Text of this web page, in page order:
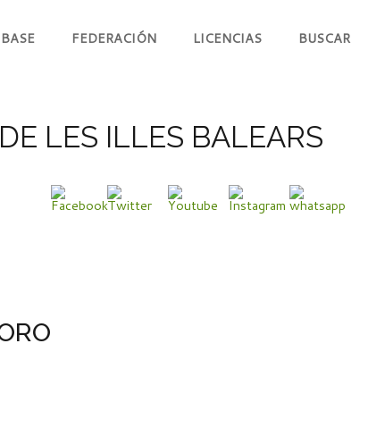
FEDERACIÓN LICENCIAS BUSCAR
LES ILLES BALEARS